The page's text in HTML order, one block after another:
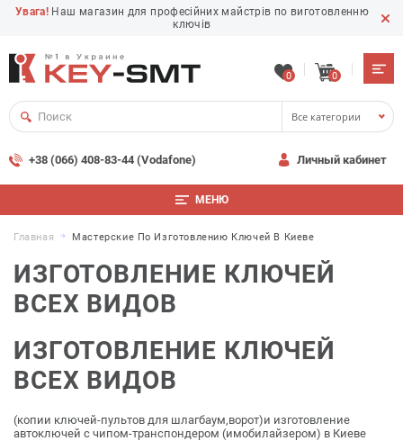
Увага! Наш магазин для професійних майстрів по виготовленню
ключів
0 0
Все категории
+38 (066) 408-83-44 (Vodafone) Личный кабинет
МЕНЮ
Главная Мастерские По Изготовлению Ключей В Киеве
ИЗГОТОВЛЕНИЕ КЛЮЧЕЙ
ВСЕХ ВИДОВ
ИЗГОТОВЛЕНИЕ КЛЮЧЕЙ
ВСЕХ ВИДОВ
(копии ключей-пультов для шлагбаум,ворот)и изготовление
автоключей с чипом-транспондером (имобилайзером) в Киеве